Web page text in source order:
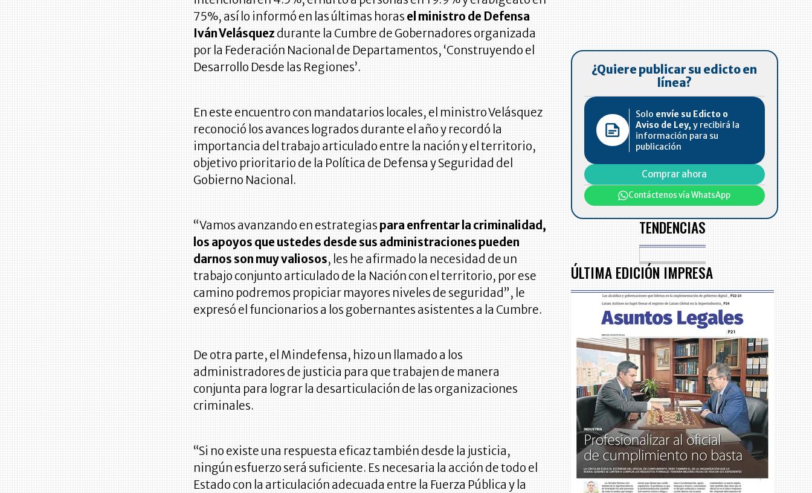
75%, así lo informó en las últimas horas el ministro de Defensa
Iván Velásquezdurante la Cumbre de Gobernadores organizada
por la Federación Nacional de Departamentos, ‘Construyendo el
Desarrollo Desde las Regiones’.
En este encuentro con mandatarios locales, el ministro Velásquez
reconoció los avances logrados durante el año y recordó la
importancia del trabajo articulado entre la nación y el territorio,
objetivo prioritario de la Política de Defensa y Seguridad del
Gobierno Nacional.
“Vamos avanzando en estrategias para enfrentar la criminalidad,
los apoyos que ustedes desde sus administraciones pueden
darnos son muy valiosos, les he afirmado la necesidad de un
trabajo conjunto articulado de la Nación con el territorio, por ese
camino podremos propiciar mayores niveles de seguridad”, le
expresó el funcionarios a los gobernantes asistentes a la Cumbre.
De otra parte, el Mindefensa, hizo un llamado a los
administradores de justicia para que trabajen de manera
conjunta para lograr la desarticulación de las organizaciones
criminales.
“Si no existe una respuesta eficaz también desde la justicia,
ningún esfuerzo será suficiente. Es necesaria la acción de todo el
Estado con la articulación adecuada entre la Fuerza Pública y la
¿Quiere publicar su edicto en
línea?
Solo envíe su Edicto o
Aviso de Ley, y recibirá la
información para su
publicación
Comprar ahora
Contáctenos vía WhatsApp
TENDENCIAS
ÚLTIMA EDICIÓN IMPRESA